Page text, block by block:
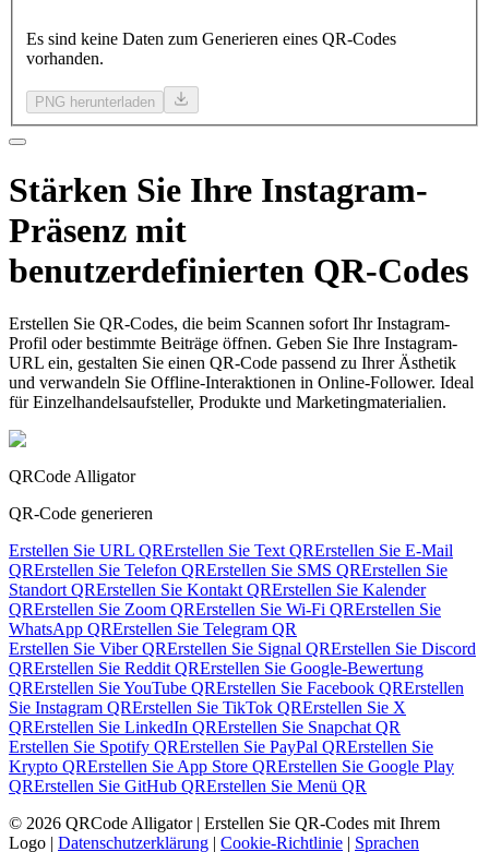
Es sind keine Daten zum Generieren eines QR-Codes
vorhanden.
PNG herunterladen
Stärken Sie Ihre Instagram-
Präsenz mit
benutzerdefinierten QR-Codes
Erstellen Sie QR-Codes, die beim Scannen sofort Ihr Instagram-
Profil oder bestimmte Beiträge öffnen. Geben Sie Ihre Instagram-
URL ein, gestalten Sie einen QR-Code passend zu Ihrer Ästhetik
und verwandeln Sie Offline-Interaktionen in Online-Follower. Ideal
für Einzelhandelsaufsteller, Produkte und Marketingmaterialien.
QRCode Alligator
QR-Code generieren
Erstellen Sie URL QRErstellen Sie Text QRErstellen Sie E-Mail
QRErstellen Sie Telefon QRErstellen Sie SMS QRErstellen Sie
Standort QRErstellen Sie Kontakt QRErstellen Sie Kalender
QRErstellen Sie Zoom QRErstellen Sie Wi-Fi QRErstellen Sie
WhatsApp QRErstellen Sie Telegram QR
Erstellen Sie Viber QRErstellen Sie Signal QRErstellen Sie Discord
QRErstellen Sie Reddit QRErstellen Sie Google-Bewertung
QRErstellen Sie YouTube QRErstellen Sie Facebook QRErstellen
Sie Instagram QRErstellen Sie TikTok QRErstellen Sie X
QRErstellen Sie LinkedIn QRErstellen Sie Snapchat QR
Erstellen Sie Spotify QRErstellen Sie PayPal QRErstellen Sie
Krypto QRErstellen Sie App Store QRErstellen Sie Google Play
QRErstellen Sie GitHub QRErstellen Sie Menü QR
© 2026 QRCode Alligator | Erstellen Sie QR-Codes mit Ihrem
Logo | Datenschutzerklärung | Cookie-Richtlinie | Sprachen